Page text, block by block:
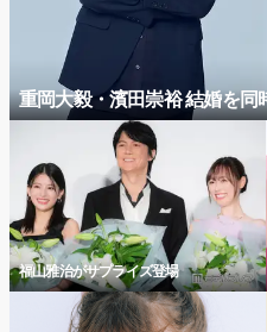
重岡大毅・濱田崇裕 結婚を同
福山雅治がサプライズ登場